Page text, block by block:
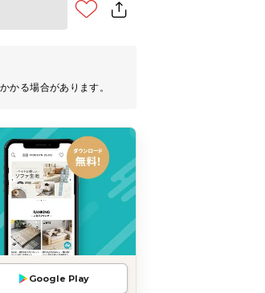
かる場合があります。
Google Play